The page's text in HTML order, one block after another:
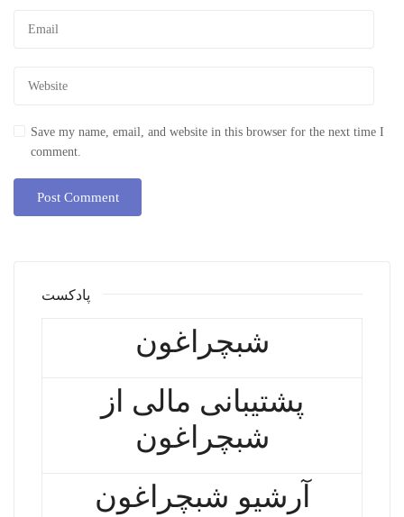
Save my name, email, and website in this browser for the next time I
comment.
پادکست
شبچراغون
پشتیبانی مالی از
شبچراغون
آرشیو شبچراغون